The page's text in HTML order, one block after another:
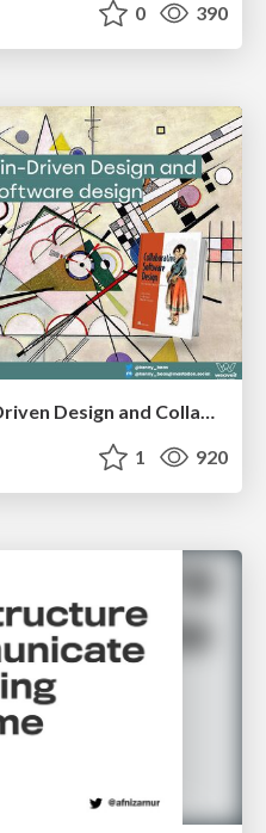
0 390
Introduction to Domain-Driven Design and Collaborative software design
1 920